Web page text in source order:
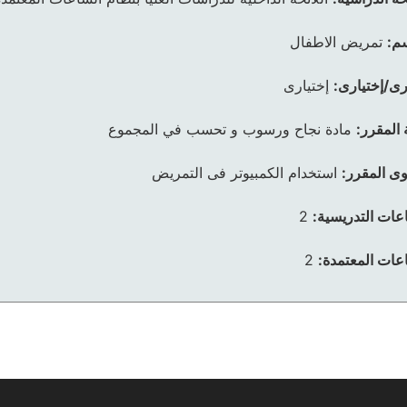
تمريض الاطفال
إختيارى: إختيارى
المقرر: مادة نجاح ورسوب و تحسب في المجموع
المقرر: استخدام الكمبيوتر فى التمريض
التدريسية: 2
المعتمدة: 2